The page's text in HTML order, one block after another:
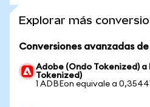
Explorar más
Conversiones avanzadas
Adobe (Ondo Tokenized)
Tokenized)
1 ADBEon equivale a